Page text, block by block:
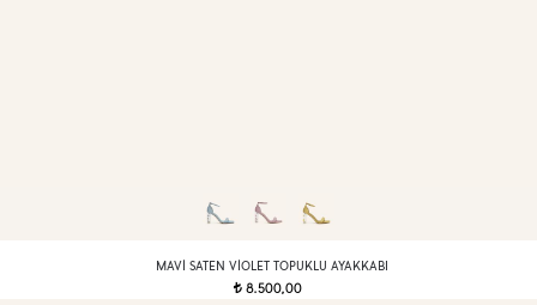
MAVI SATEN VIOLET TOPUKLU AYAKKABI
t8.500,00